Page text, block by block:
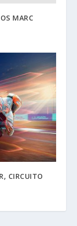
MARC
CIRCUITO